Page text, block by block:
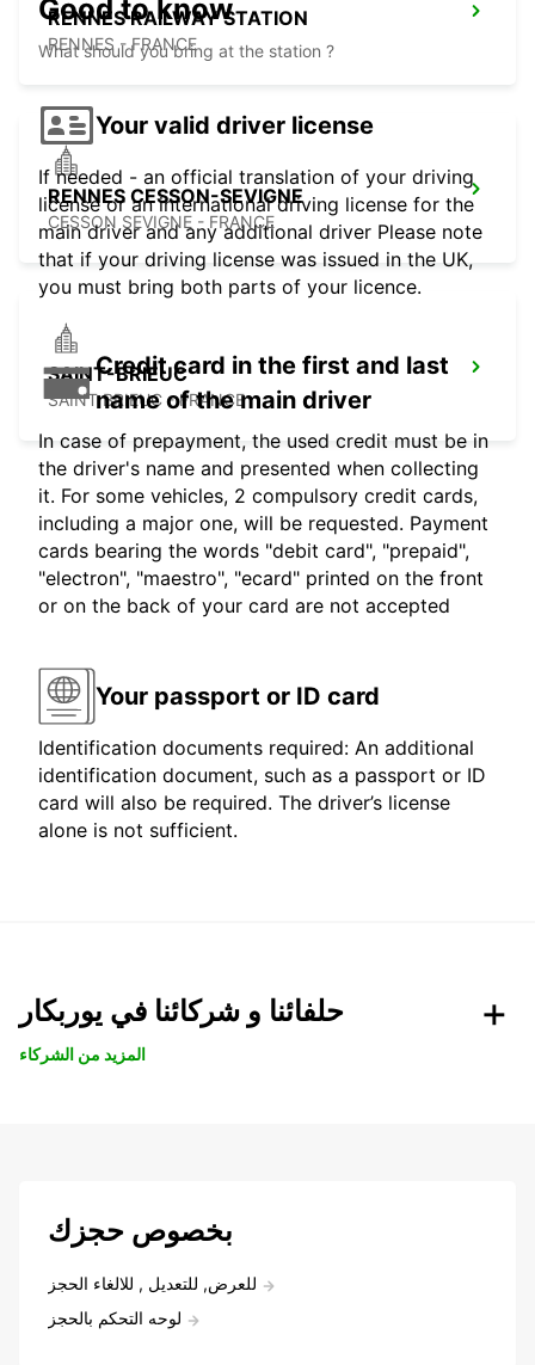
RENNES RAILWAY STATION
RENNES - FRANCE
RENNES CESSON-SEVIGNE
CESSON SEVIGNE - FRANCE
SAINT-BRIEUC
SAINT BRIEUC - FRANCE
Good to know
What should you bring at the station ?
Your valid driver license
If needed - an official translation of your driving
license or an international driving license for the
main driver and any additional driver Please note
that if your driving license was issued in the UK,
you must bring both parts of your licence.
Credit card in the first and last
name of the main driver
In case of prepayment, the used credit must be in
the driver's name and presented when collecting
it. For some vehicles, 2 compulsory credit cards,
including a major one, will be requested. Payment
cards bearing the words "debit card", "prepaid",
"electron", "maestro", "ecard" printed on the front
or on the back of your card are not accepted
Your passport or ID card
Identification documents required: An additional
identification document, such as a passport or ID
card will also be required. The driver’s license
alone is not sufficient.
حلفائنا و شركائنا في يوربكار
المزيد من الشركاء
بخصوص حجزك
للعرض, للتعديل , للالغاء الحجز
لوحه التحكم بالحجز